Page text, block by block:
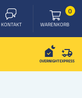
KONTAKT WARENKORB
0